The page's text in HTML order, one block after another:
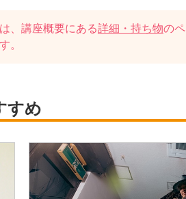
、講座概要にある詳細・持ち物のペ
。